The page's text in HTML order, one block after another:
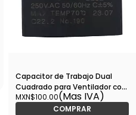
Capacitor de Trabajo Dual
Cuadrado para Ventilador con
Cables 2+6UF, 250V -
CTRVC25V2+6
MXN$100.00(Mas IVA)
COMPRAR